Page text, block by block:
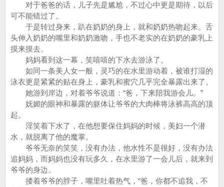
对于爸爸的话，儿子先是尴尬，不过心中更是期待，以后
可不能错过了。
于是转过身来，趴在奶奶的身上，就和奶奶热吻起来。舌
头伸入奶奶的嘴里和奶奶激吻，手也不老实的在奶奶的豪乳上
摸来摸去。
妈妈看到这一幕，笑嘻嘻的下水去游泳了。
如同一条美人女一般，灵巧的在水里游动着，被谁打湿的
泳衣更是紧紧的贴在身上，豪乳和蜜穴几乎完全暴露出来了。
她游到岸边，对着爷爷说道：“爸，下来陪我游会儿。”
妩媚的眼神和暴露的躯体让爷爷的大肉棒将泳裤高高的顶
起。
淫笑着下水了，在他想要保住妈妈的时候，美妇一个潜
水，就脱离了他的魔掌。
爷爷无奈的笑笑，没有办法，他水性不是很好，没有办法
追妈妈，而妈妈也没有玩多久，在水里游了一会儿后，就来到
爷爷的身边。
搂着爷爷的脖子，嘴里吐着热气，“爸，你都不追我，不